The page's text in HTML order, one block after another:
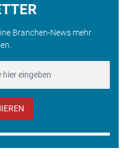
Branchen-News mehr